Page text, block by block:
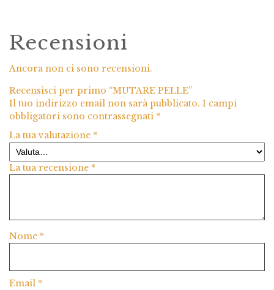
Recensioni
Ancora non ci sono recensioni.
Recensisci per primo “MUTARE PELLE”
Il tuo indirizzo email non sarà pubblicato. I campi
obbligatori sono contrassegnati *
La tua valutazione *
La tua recensione *
Nome *
Email *